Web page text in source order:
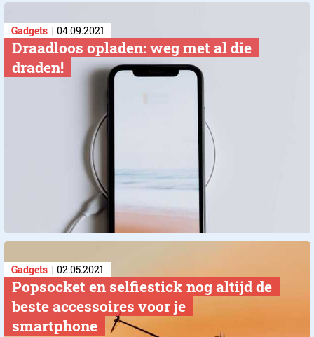
Gadgets 04.09.2021
​Draadloos opladen: weg met al die
draden!
Gadgets 02.05.2021
Popsocket en selfiestick nog altijd de
beste accessoires voor je
smartphone